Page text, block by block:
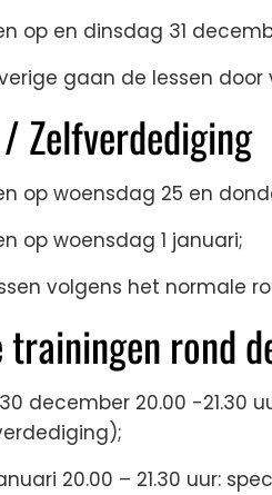
op en dinsdag 31
gaan de lessen
Zelfverdediging
op woensdag 25 en
op woensdag 1 januari;
volgens het normale
trainingen rond
december 20.00 -21.30
20.00 – 21.30 uur: